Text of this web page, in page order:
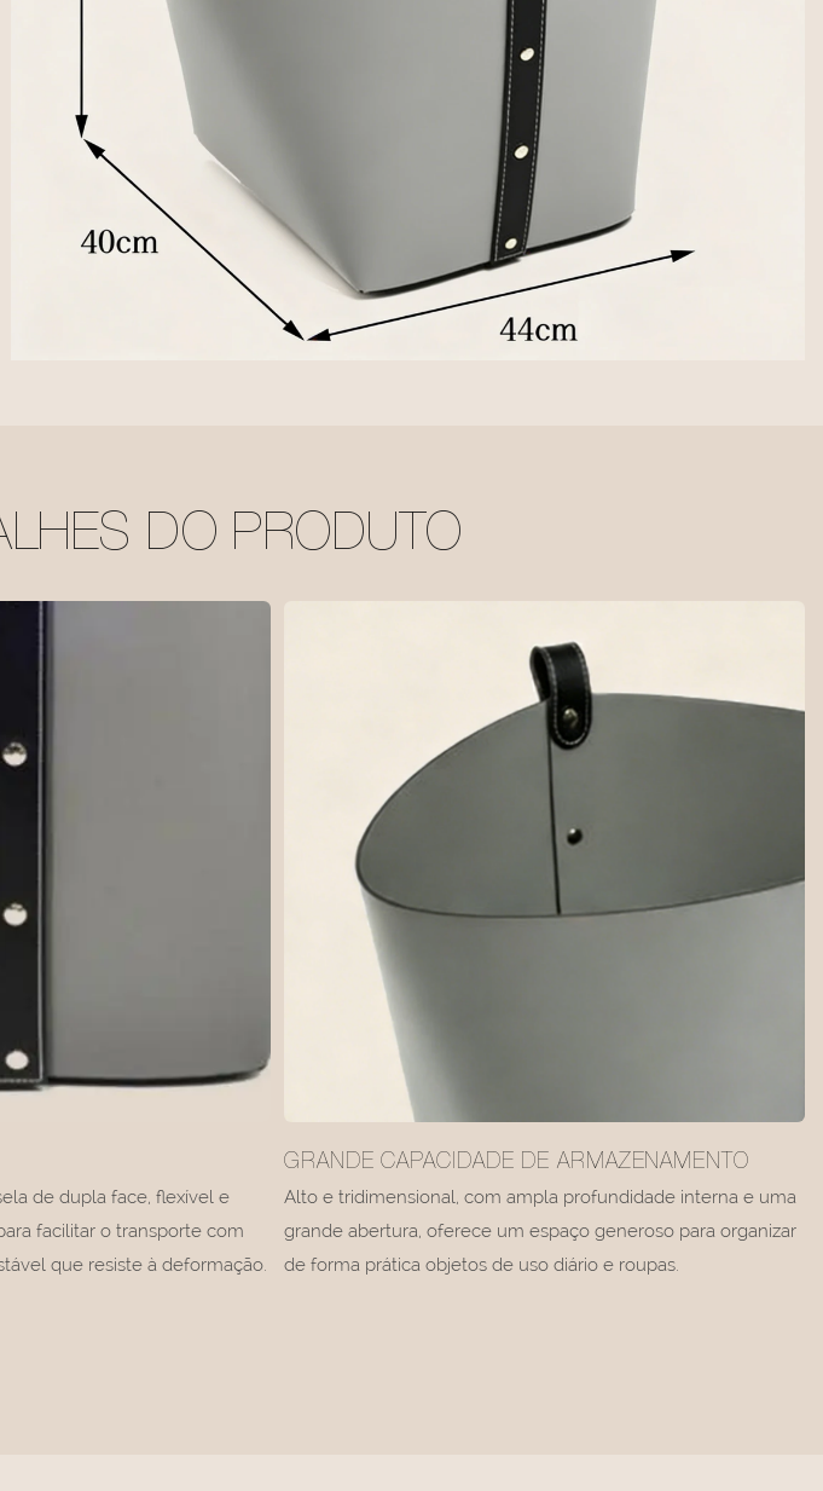
DO PRODUTO
de dupla face, flexível e
facilitar o transporte com
que resiste à deformação.
GRANDE CAPACIDADE DE ARMAZENAMENTO
Alto e tridimensional, com ampla profundidade interna e uma
grande abertura, oferece um espaço generoso para organizar
de forma prática objetos de uso diário e roupas.